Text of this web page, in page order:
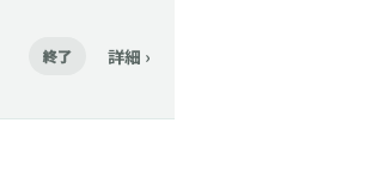
終了 詳細 ›